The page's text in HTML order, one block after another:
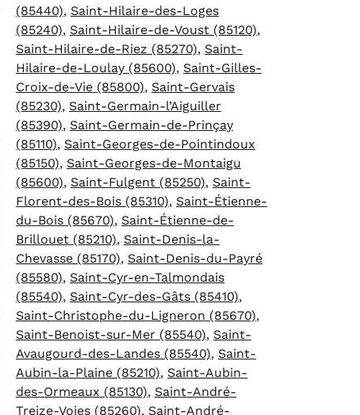
(85440), Saint-Hilaire-des-Loges
(85240), Saint-Hilaire-de-Voust (85120),
Saint-Hilaire-de-Riez (85270), Saint-
Hilaire-de-Loulay (85600), Saint-Gilles-
Croix-de-Vie (85800), Saint-Gervais
(85230), Saint-Germain-l’Aiguiller
(85390), Saint-Germain-de-Prinçay
(85110), Saint-Georges-de-Pointindoux
(85150), Saint-Georges-de-Montaigu
(85600), Saint-Fulgent (85250), Saint-
Florent-des-Bois (85310), Saint-Étienne-
du-Bois (85670), Saint-Étienne-de-
Brillouet (85210), Saint-Denis-la-
Chevasse (85170), Saint-Denis-du-Payré
(85580), Saint-Cyr-en-Talmondais
(85540), Saint-Cyr-des-Gâts (85410),
Saint-Christophe-du-Ligneron (85670),
Saint-Benoist-sur-Mer (85540), Saint-
Avaugourd-des-Landes (85540), Saint-
Aubin-la-Plaine (85210), Saint-Aubin-
des-Ormeaux (85130), Saint-André-
Treize-Voies (85260), Saint-André-